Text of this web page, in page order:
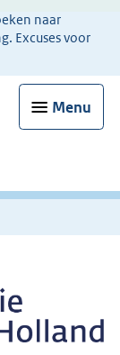
naar
Excuses voor
Menu